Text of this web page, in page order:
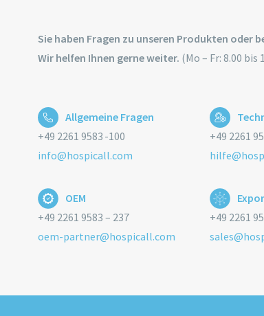
Sie haben Fragen zu unseren Produkten oder
Wir helfen Ihnen gerne weiter. (Mo – Fr: 8.00 bis
Allgemeine Fragen
+49 2261 9583 -100
info@hospicall.com
+49 2261
OEM
+49 2261 9583 – 237
oem-partner@hospicall.com
+49 2261